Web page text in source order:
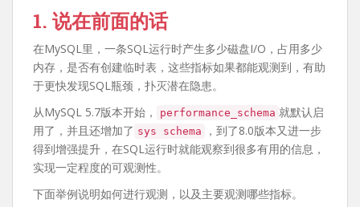
1. 说在前面的话
在MySQL里，一条SQL运行时产生多少磁盘I/O，占用多少
内存，是否有创建临时表，这些指标如果都能观测到，有助
于更快发现SQL瓶颈，扑灭潜在隐患。
从MySQL 5.7版本开始，
performance_schema 就默认启
用了，并且还增加了 sys schema
，到了8.0版本又进一步
得到增强提升，在SQL运行时就能观察到很多有用的信息，
实现一定程度的可观测性。
下面举例说明如何进行观测，以及主要观测哪些指标。